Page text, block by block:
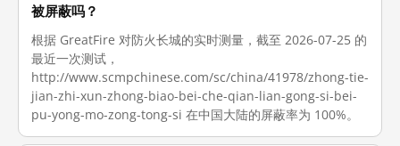
被屏蔽吗？
根据 GreatFire 对防火长城的实时测量，截至 2026-07-25 的
最近一次测试，
http://www.scmpchinese.com/sc/china/41978/zhong-tie-
jian-zhi-xun-zhong-biao-bei-che-qian-lian-gong-si-bei-
pu-yong-mo-zong-tong-si 在中国大陆的屏蔽率为 100%。